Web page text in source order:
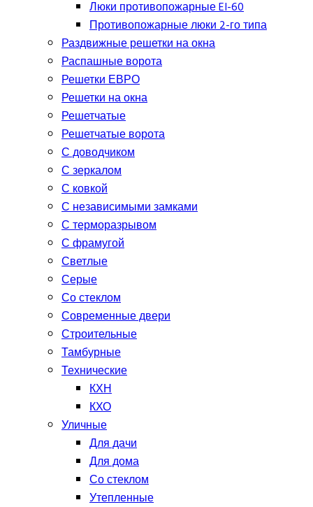
Люки противопожарные EI-60
Противопожарные люки 2-го типа
Раздвижные решетки на окна
Распашные ворота
Решетки ЕВРО
Решетки на окна
Решетчатые
Решетчатые ворота
С доводчиком
С зеркалом
С ковкой
С независимыми замками
С терморазрывом
С фрамугой
Светлые
Серые
Со стеклом
Современные двери
Строительные
Тамбурные
Технические
КХН
КХО
Уличные
Для дачи
Для дома
Со стеклом
Утепленные